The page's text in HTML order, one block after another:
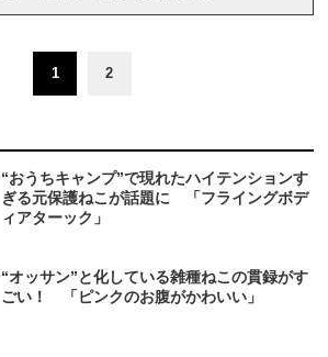
1 2
“おうちキャンプ”で現れたハイテンションす
ぎる元保護ねこが話題に 「フライングボデ
ィアターック」
“オッサン”と化している雑種ねこの貫録がす
ごい！ 「ピンクのお腹がかわいい」